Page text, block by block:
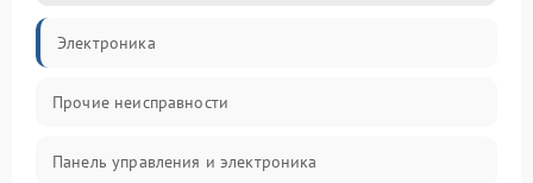
Электроника
Прочие неисправности
Панель управления и электроника